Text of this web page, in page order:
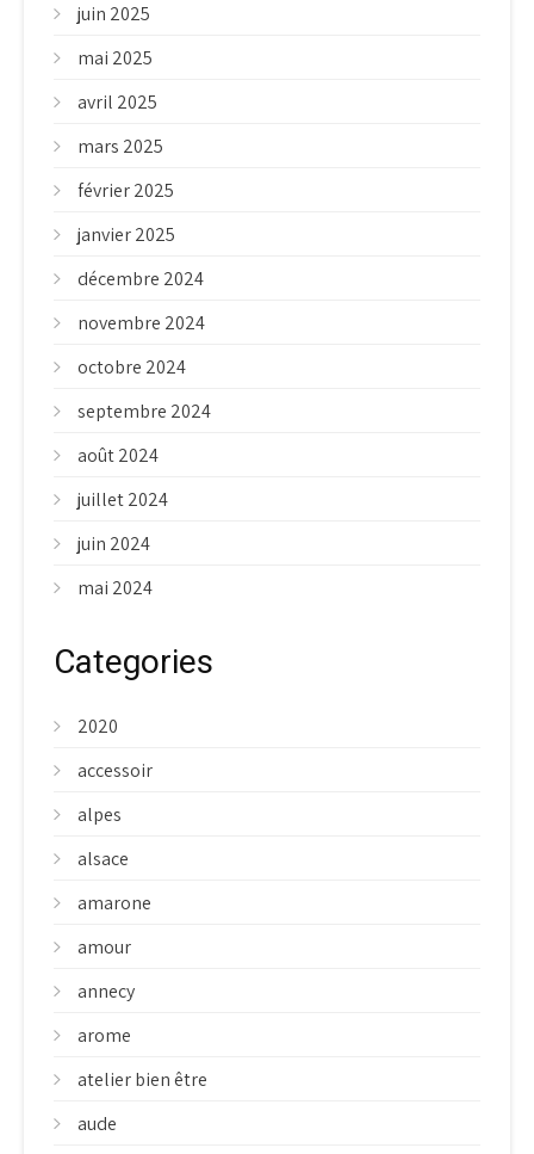
juin 2025
mai 2025
avril 2025
mars 2025
février 2025
janvier 2025
décembre 2024
novembre 2024
octobre 2024
septembre 2024
août 2024
juillet 2024
juin 2024
mai 2024
Categories
2020
accessoir
alpes
alsace
amarone
amour
annecy
arome
atelier bien être
aude